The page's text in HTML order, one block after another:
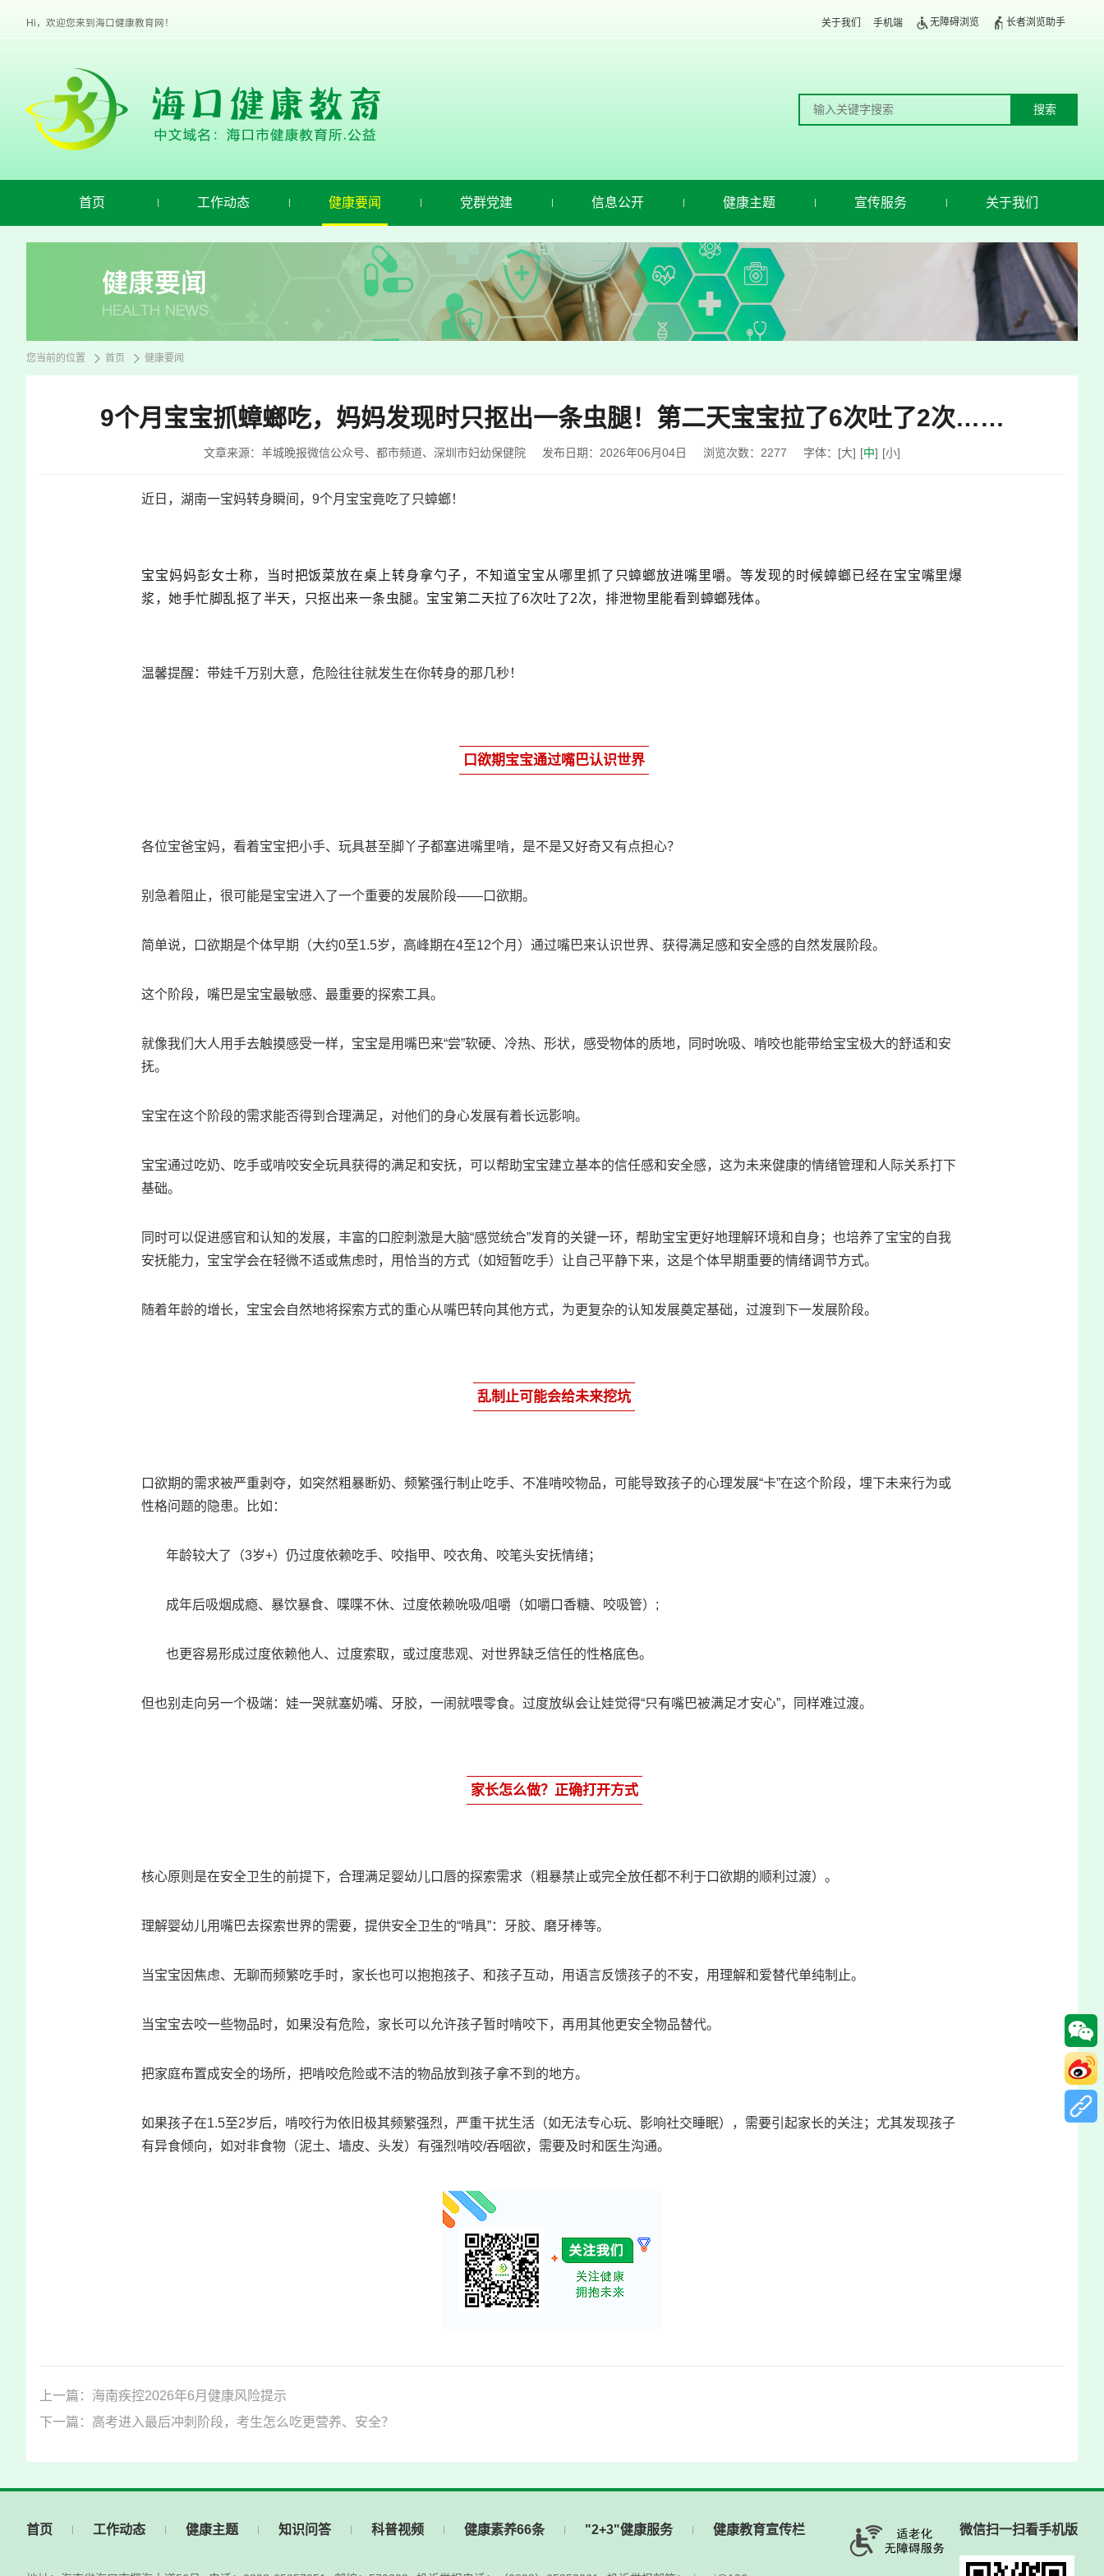
进
人
使
Hi，欢迎您来到海口健康教育网！ 关于我们 手机端 无障碍浏览 长者浏览助手
首页 工作动态 健康要闻 党群党建 信息公开 健康主题 宣传服务 关于我们
您当前的位置 首页 健康要闻
9个月宝宝抓蟑螂吃，妈妈发现时只抠出一条虫腿！第二天宝宝拉了6次吐了2次……
文章来源：羊城晚报微信公众号、都市频道、深圳市妇幼保健院 发布日期：2026年06月04日 浏览次数： 2277 字体： [大] [中] [小]
近日，湖南一宝妈转身瞬间，9个月宝宝竟吃了只蟑螂！
宝宝妈妈彭女士称，当时把饭菜放在桌上转身拿勺子，不知道宝宝从哪里抓了只蟑螂放进嘴里嚼。等发现的时候蟑螂已经在宝宝嘴里爆
浆，她手忙脚乱抠了半天，只抠出来一条虫腿。宝宝第二天拉了6次吐了2次，排泄物里能看到蟑螂残体。
温馨提醒：带娃千万别大意，危险往往就发生在你转身的那几秒！
口欲期宝宝通过嘴巴认识世界
各位宝爸宝妈，看着宝宝把小手、玩具甚至脚丫子都塞进嘴里啃，是不是又好奇又有点担心？
别急着阻止，很可能是宝宝进入了一个重要的发展阶段——口欲期。
简单说，口欲期是个体早期（大约0至1.5岁，高峰期在4至12个月）通过嘴巴来认识世界、获得满足感和安全感的自然发展阶段。
这个阶段，嘴巴是宝宝最敏感、最重要的探索工具。
就像我们大人用手去触摸感受一样，宝宝是用嘴巴来“尝”软硬、冷热、形状，感受物体的质地，同时吮吸、啃咬也能带给宝宝极大的舒适和安
抚。
宝宝在这个阶段的需求能否得到合理满足，对他们的身心发展有着长远影响。
宝宝通过吃奶、吃手或啃咬安全玩具获得的满足和安抚，可以帮助宝宝建立基本的信任感和安全感，这为未来健康的情绪管理和人际关系打下
基础。
同时可以促进感官和认知的发展，丰富的口腔刺激是大脑“感觉统合”发育的关键一环，帮助宝宝更好地理解环境和自身；也培养了宝宝的自我
安抚能力，宝宝学会在轻微不适或焦虑时，用恰当的方式（如短暂吃手）让自己平静下来，这是个体早期重要的情绪调节方式。
随着年龄的增长，宝宝会自然地将探索方式的重心从嘴巴转向其他方式，为更复杂的认知发展奠定基础，过渡到下一发展阶段。
乱制止可能会给未来挖坑
口欲期的需求被严重剥夺，如突然粗暴断奶、频繁强行制止吃手、不准啃咬物品，可能导致孩子的心理发展“卡”在这个阶段，埋下未来行为或
性格问题的隐患。比如：
年龄较大了（3岁+）仍过度依赖吃手、咬指甲、咬衣角、咬笔头安抚情绪；
成年后吸烟成瘾、暴饮暴食、喋喋不休、过度依赖吮吸/咀嚼（如嚼口香糖、咬吸管）;
也更容易形成过度依赖他人、过度索取，或过度悲观、对世界缺乏信任的性格底色。
但也别走向另一个极端：娃一哭就塞奶嘴、牙胶，一闹就喂零食。过度放纵会让娃觉得“只有嘴巴被满足才安心”，同样难过渡。
家长怎么做？正确打开方式
核心原则是在安全卫生的前提下，合理满足婴幼儿口唇的探索需求（粗暴禁止或完全放任都不利于口欲期的顺利过渡）。
理解婴幼儿用嘴巴去探索世界的需要，提供安全卫生的“啃具”：牙胶、磨牙棒等。
当宝宝因焦虑、无聊而频繁吃手时，家长也可以抱抱孩子、和孩子互动，用语言反馈孩子的不安，用理解和爱替代单纯制止。
当宝宝去咬一些物品时，如果没有危险，家长可以允许孩子暂时啃咬下，再用其他更安全物品替代。
把家庭布置成安全的场所，把啃咬危险或不洁的物品放到孩子拿不到的地方。
如果孩子在1.5至2岁后，啃咬行为依旧极其频繁强烈，严重干扰生活（如无法专心玩、影响社交睡眠），需要引起家长的关注；尤其发现孩子
有异食倾向，如对非食物（泥土、墙皮、头发）有强烈啃咬/吞咽欲，需要及时和医生沟通。
上一篇：海南疾控2026年6月健康风险提示
下一篇：高考进入最后冲刺阶段，考生怎么吃更营养、安全？
首页 工作动态 健康主题 知识问答 科普视频 健康素养66条 "2+3"健康服务 健康教育宣传栏 微信扫一扫看手机版